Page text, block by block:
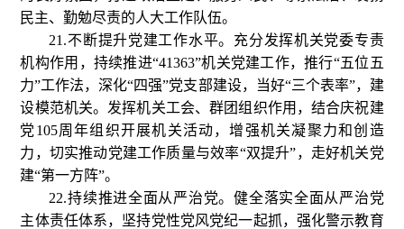
民主、勤勉尽责的人大工作队伍。
21.不断提升党建工作水平。充分发挥机关党委专责
机构作用，持续推进“41363”机关党建工作，推行“五位五
力”工作法，深化“四强”党支部建设，当好“三个表率”，建
设模范机关。发挥机关工会、群团组织作用，结合庆祝建
党105周年组织开展机关活动，增强机关凝聚力和创造
力，切实推动党建工作质量与效率“双提升”，走好机关党
建“第一方阵”。
22.持续推进全面从严治党。健全落实全面从严治党
主体责任体系，坚持党性党风党纪一起抓，强化警示教育